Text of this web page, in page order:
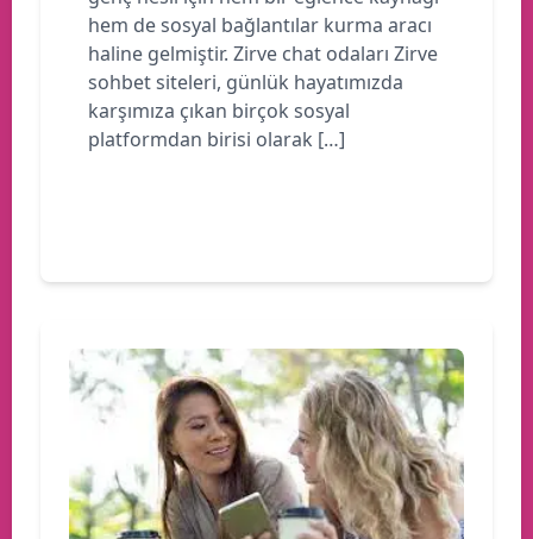
hem de sosyal bağlantılar kurma aracı
haline gelmiştir. Zirve chat odaları Zirve
sohbet siteleri, günlük hayatımızda
karşımıza çıkan birçok sosyal
platformdan birisi olarak […]